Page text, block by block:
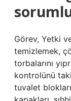
Görev, Yetki
temizlemek,
torbalarını
kontrolünü
tuvalet